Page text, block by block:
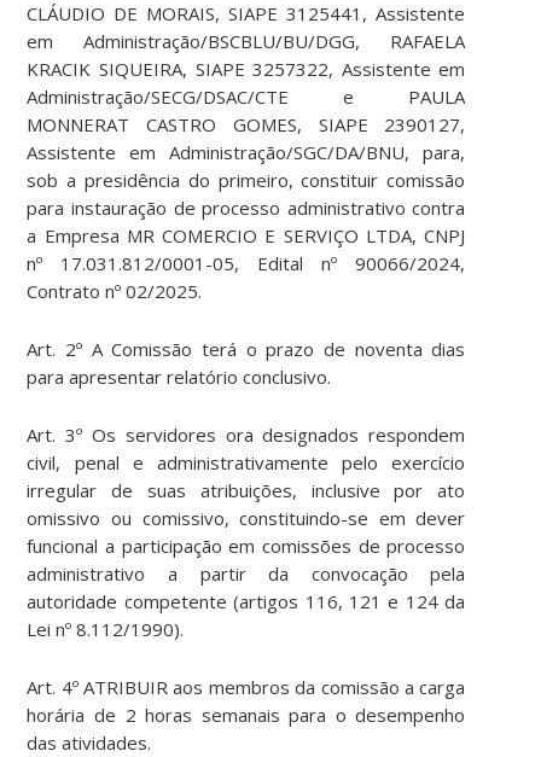
CLÁUDIO DE MORAIS, SIAPE 3125441, Assistente
em Administração/BSCBLU/BU/DGG, RAFAELA
KRACIK SIQUEIRA, SIAPE 3257322, Assistente em
Administração/SECG/DSAC/CTE e PAULA
MONNERAT CASTRO GOMES, SIAPE 2390127,
Assistente em Administração/SGC/DA/BNU, para,
sob a presidência do primeiro, constituir comissão
para instauração de processo administrativo contra
a Empresa MR COMERCIO E SERVIÇO LTDA, CNPJ
nº 17.031.812/0001-05, Edital nº 90066/2024,
Contrato nº 02/2025.
Art. 2º A Comissão terá o prazo de noventa dias
para apresentar relatório conclusivo.
Art. 3º Os servidores ora designados respondem
civil, penal e administrativamente pelo exercício
irregular de suas atribuições, inclusive por ato
omissivo ou comissivo, constituindo-se em dever
funcional a participação em comissões de processo
administrativo a partir da convocação pela
autoridade competente (artigos 116, 121 e 124 da
Lei nº 8.112/1990).
Art. 4º ATRIBUIR aos membros da comissão a carga
horária de 2 horas semanais para o desempenho
das atividades.